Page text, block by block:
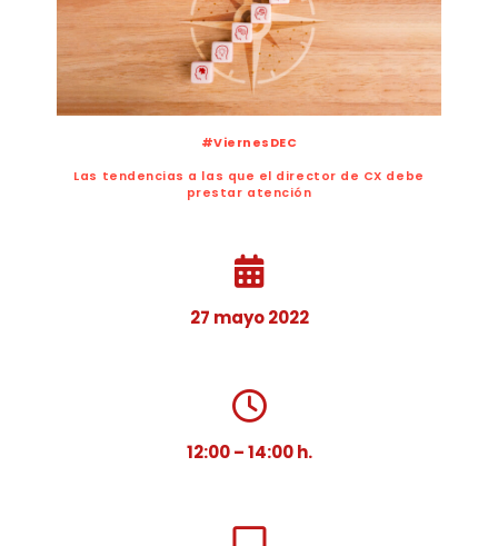
#ViernesDEC
Las tendencias a las que el director de CX debe
prestar atención
27 mayo 2022
12:00 – 14:00 h.